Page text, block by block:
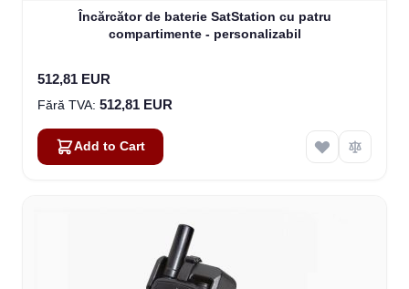
Încărcător de baterie SatStation cu patru
compartimente - personalizabil
512,81 EUR
512,81 EUR
Add to Cart